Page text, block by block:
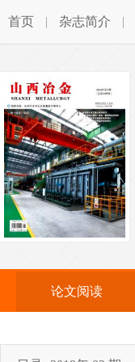
首页 | 杂志简介 |
论文阅读